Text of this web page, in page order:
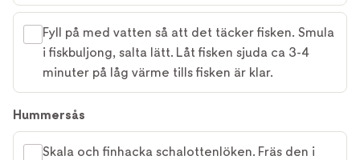
Fyll på med vatten så att det täcker fisken. Smula
i fiskbuljong, salta lätt. Låt fisken sjuda ca 3-4
minuter på låg värme tills fisken är klar.
Hummersås
Skala och finhacka schalottenlöken. Fräs den i